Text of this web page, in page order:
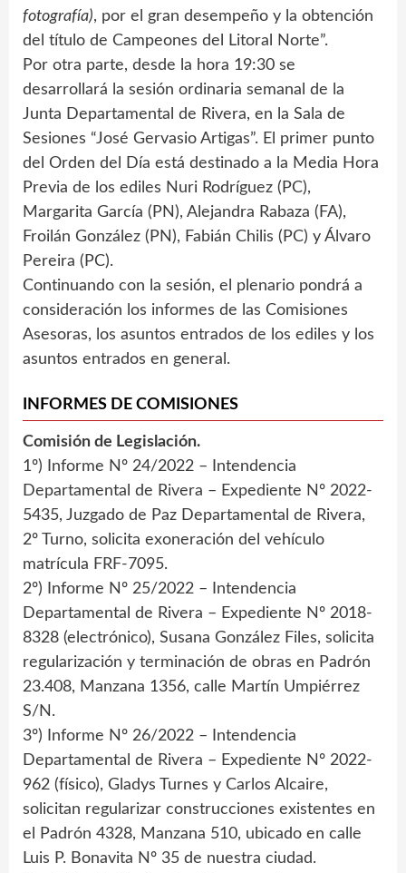
fotografía), por el gran desempeño y la obtención
del título de Campeones del Litoral Norte”.
Por otra parte, desde la hora 19:30 se
desarrollará la sesión ordinaria semanal de la
Junta Departamental de Rivera, en la Sala de
Sesiones “José Gervasio Artigas”. El primer punto
del Orden del Día está destinado a la Media Hora
Previa de los ediles Nuri Rodríguez (PC),
Margarita García (PN), Alejandra Rabaza (FA),
Froilán González (PN), Fabián Chilis (PC) y Álvaro
Pereira (PC).
Continuando con la sesión, el plenario pondrá a
consideración los informes de las Comisiones
Asesoras, los asuntos entrados de los ediles y los
asuntos entrados en general.
INFORMES DE COMISIONES
Comisión de Legislación.
1º) Informe Nº 24/2022 – Intendencia
Departamental de Rivera – Expediente Nº 2022-
5435, Juzgado de Paz Departamental de Rivera,
2º Turno, solicita exoneración del vehículo
matrícula FRF-7095.
2º) Informe Nº 25/2022 – Intendencia
Departamental de Rivera – Expediente Nº 2018-
8328 (electrónico), Susana González Files, solicita
regularización y terminación de obras en Padrón
23.408, Manzana 1356, calle Martín Umpiérrez
S/N.
3º) Informe Nº 26/2022 – Intendencia
Departamental de Rivera – Expediente Nº 2022-
962 (físico), Gladys Turnes y Carlos Alcaire,
solicitan regularizar construcciones existentes en
el Padrón 4328, Manzana 510, ubicado en calle
Luis P. Bonavita Nº 35 de nuestra ciudad.